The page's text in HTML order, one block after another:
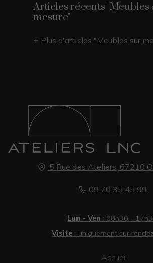
Articles récents "Meubles
mesure"
Plus d'articles "Meubles sur
5 Rue des Ateliers, 67210
09 70 35 45 99
Lun - Ven : 08h30 -
Visite : uniquement sur
Accueil